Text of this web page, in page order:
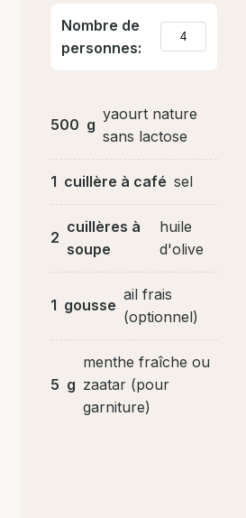
Nombre de
personnes:
500 g
yaourt nature
sans lactose
1 cuillère à café sel
2
cuillères à
soupe
huile
d'olive
1 gousse
ail frais
(optionnel)
5 g
menthe fraîche ou
zaatar (pour
garniture)